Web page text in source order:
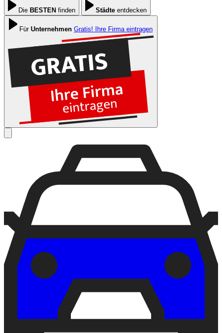
Die BESTEN finden Städte entdecken
Für Unternehmen Gratis! Ihre Firma eintragen